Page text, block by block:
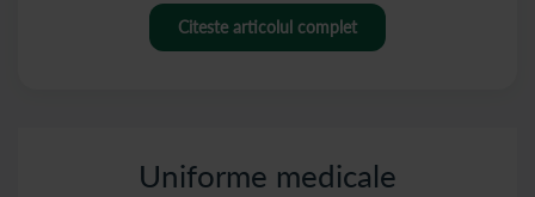
Citeste articolul complet
Uniforme medicale